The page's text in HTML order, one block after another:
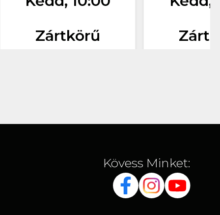
Zártkörű
Kövess Minket: